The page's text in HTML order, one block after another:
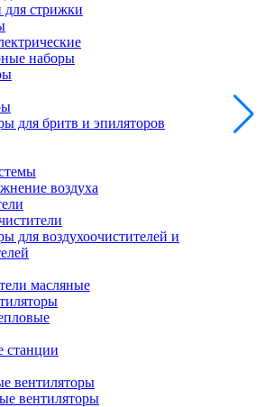
стрижки
наборы
для бритв и эпиляторов
воздуха
для воздухоочистителей и
масляные
станции
вентиляторы
вентиляторы